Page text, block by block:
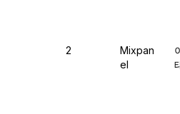
2
Mixpan
el